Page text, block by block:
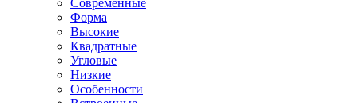
Современные
Форма
Высокие
Квадратные
Угловые
Низкие
Особенности